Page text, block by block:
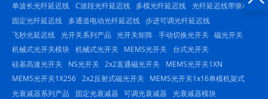
单波长光纤延迟线 C波段光纤延迟线 多模光纤延迟线 光纤延迟线带驱动
固定光纤延迟线
多通道电动光纤延迟线 步进可调光纤延迟线
飞秒光延迟线 光开关系列产品 光开关矩阵 手动切换光开关 磁光开关
机械式光开关模块 机械式光开关 MEMS光开关
台式光开关
硅基高速光开关
NS光开关 2x2直通磁光开关
MEMS光开关1XN
MEMS光开关1X256 2x2反射式磁光开关
MEMS光开关1x16单模机架式
光衰减器系列产品
固定光衰减器 可调光衰减器
光衰减器模块